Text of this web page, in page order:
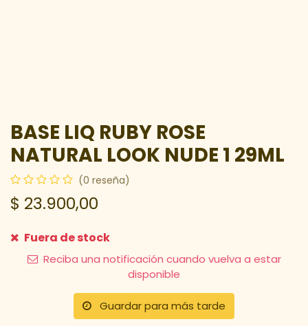
BASE LIQ RUBY ROSE
NATURAL LOOK NUDE 1 29ML
(0 reseña)
$ 23.900,00
Fuera de stock
Reciba una notificación cuando vuelva a estar
disponible
Guardar para más tarde